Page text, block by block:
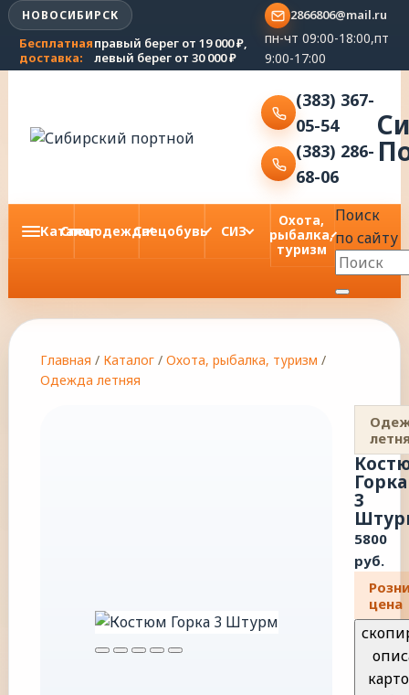
Каталог
СпецодеждаСпецобувь СИЗ
Охота,
рыбалка,
туризм
Поиск
по сайту
НОВОСИБИРСК
Бесплатная
доставка:
правый берег от 19 000 ₽,
левый берег от 30 000 ₽
2866806@mail.ru
пн-чт 09:00-18:00,пт
9:00-17:00
(383) 367-
05-54
(383) 286-
68-06
Главная / Каталог / Охота, рыбалка, туризм /
Одежда летняя
Горка
3
5800
руб.
цена